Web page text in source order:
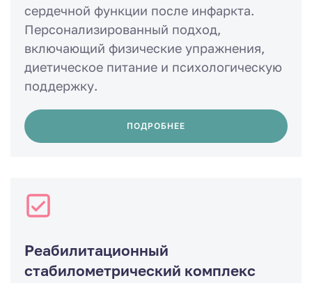
сердечной функции после инфаркта.
Персонализированный подход,
включающий физические упражнения,
диетическое питание и психологическую
поддержку.
ПОДРОБНЕЕ
Реабилитационный
стабилометрический комплекс